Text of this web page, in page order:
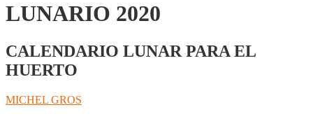
LUNARIO 2020
CALENDARIO LUNAR PARA EL
HUERTO
MICHEL GROS